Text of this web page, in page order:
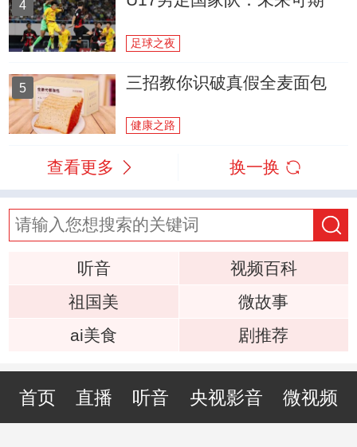
4
足球之夜
5 三招教你识破真假全麦面包
健康之路
查看更多 换一换
听音
视频百科
祖国美
微故事
ai美食
剧推荐
首页 直播 听音 央视影音 微视频